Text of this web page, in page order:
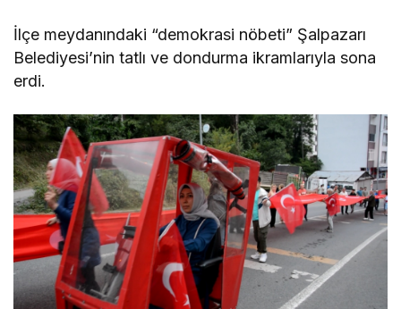
İlçe meydanındaki “demokrasi nöbeti” Şalpazarı
Belediyesi’nin tatlı ve dondurma ikramlarıyla sona
erdi.